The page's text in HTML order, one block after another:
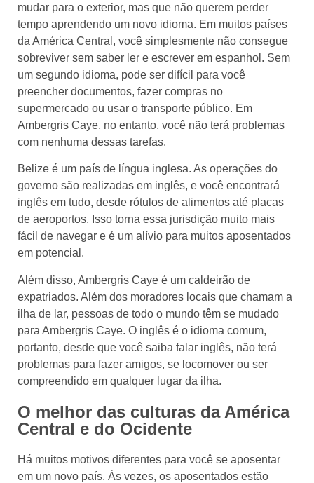
mudar para o exterior, mas que não querem perder
tempo aprendendo um novo idioma. Em muitos países
da América Central, você simplesmente não consegue
sobreviver sem saber ler e escrever em espanhol. Sem
um segundo idioma, pode ser difícil para você
preencher documentos, fazer compras no
supermercado ou usar o transporte público. Em
Ambergris Caye, no entanto, você não terá problemas
com nenhuma dessas tarefas.
Belize é um país de língua inglesa. As operações do
governo são realizadas em inglês, e você encontrará
inglês em tudo, desde rótulos de alimentos até placas
de aeroportos. Isso torna essa jurisdição muito mais
fácil de navegar e é um alívio para muitos aposentados
em potencial.
Além disso, Ambergris Caye é um caldeirão de
expatriados. Além dos moradores locais que chamam a
ilha de lar, pessoas de todo o mundo têm se mudado
para Ambergris Caye. O inglês é o idioma comum,
portanto, desde que você saiba falar inglês, não terá
problemas para fazer amigos, se locomover ou ser
compreendido em qualquer lugar da ilha.
O melhor das culturas da América
Central e do Ocidente
Há muitos motivos diferentes para você se aposentar
em um novo país. Às vezes, os aposentados estão